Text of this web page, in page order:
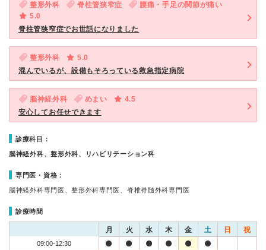
整形外科 脊柱管狭窄症
腰痛・手足の関節が痛い
5.0
脊柱管狭窄症でお世話になりました
整形外科
5.0
混んでいるが、設備もそろっている救急指定病院
脳神経外科 めまい
4.5
安心してお任せできます
診療科目：
脳神経外科、整形外科、リハビリテーション科
専門医・資格：
脳神経外科専門医、整形外科専門医、脊椎脊髄外科専門医
診療時間
月 火 水 木 金 土 日 祝
09:00-12:30